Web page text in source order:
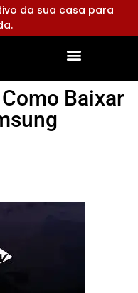
da sua casa para
Baixar